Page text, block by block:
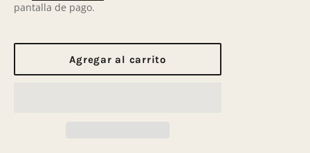
pantalla de pago.
Agregar al carrito